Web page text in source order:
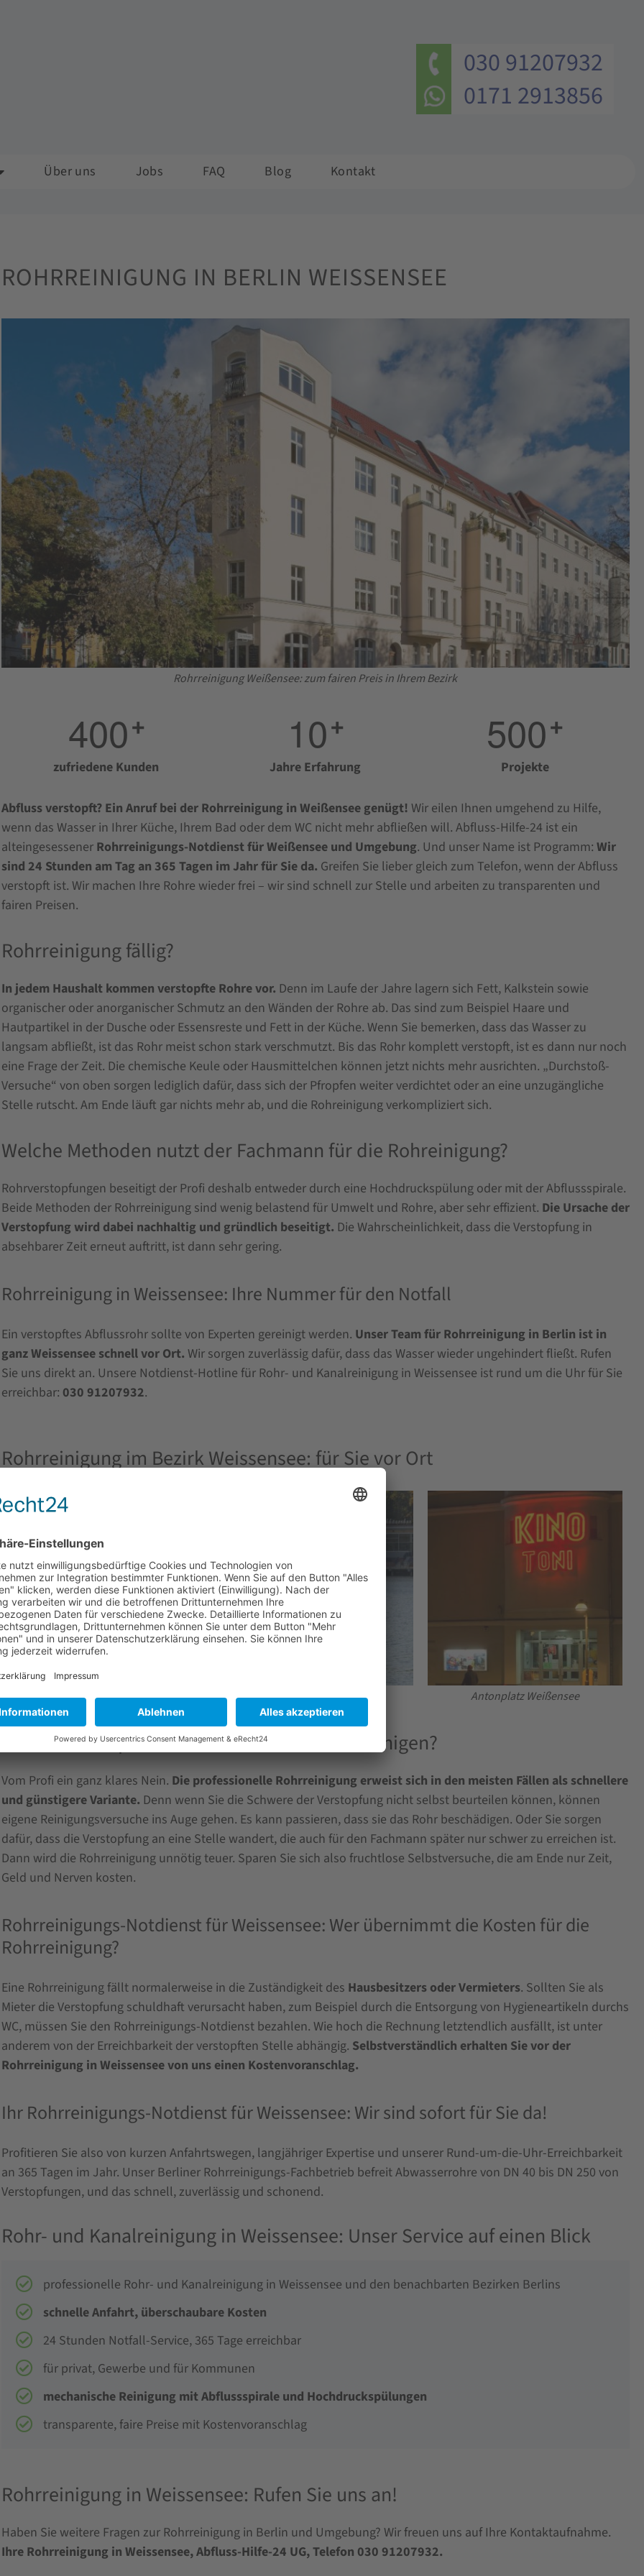
030 91207932
0171 2913856
Über uns Jobs FAQ Blog Kontakt
ROHRREINIGUNG IN BERLIN WEISSENSEE
Rohrreinigung Weißensee: zum fairen Preis in Ihrem Bezirk
400+
zufriedene Kunden
10+
Jahre Erfahrung
500+
Projekte
Abfluss verstopft? Ein Anruf bei der Rohrreinigung in Weißensee genügt! Wir eilen Ihnen umgehend zu Hilfe,
wenn das Wasser in Ihrer Küche, Ihrem Bad oder dem WC nicht mehr abfließen will. Abfluss-Hilfe-24 ist ein
alteingesessener Rohrreinigungs-Notdienst für Weißensee und Umgebung. Und unser Name ist Programm: Wir
sind 24 Stunden am Tag an 365 Tagen im Jahr für Sie da. Greifen Sie lieber gleich zum Telefon, wenn der Abfluss
verstopft ist. Wir machen Ihre Rohre wieder frei – wir sind schnell zur Stelle und arbeiten zu transparenten und
fairen Preisen.
Rohrreinigung fällig?
In jedem Haushalt kommen verstopfte Rohre vor. Denn im Laufe der Jahre lagern sich Fett, Kalkstein sowie
organischer oder anorganischer Schmutz an den Wänden der Rohre ab. Das sind zum Beispiel Haare und
Hautpartikel in der Dusche oder Essensreste und Fett in der Küche. Wenn Sie bemerken, dass das Wasser zu
langsam abfließt, ist das Rohr meist schon stark verschmutzt. Bis das Rohr komplett verstopft, ist es dann nur noch
eine Frage der Zeit. Die chemische Keule oder Hausmittelchen können jetzt nichts mehr ausrichten. „Durchstoß-
Versuche“ von oben sorgen lediglich dafür, dass sich der Pfropfen weiter verdichtet oder an eine unzugängliche
Stelle rutscht. Am Ende läuft gar nichts mehr ab, und die Rohreinigung verkompliziert sich.
Welche Methoden nutzt der Fachmann für die Rohreinigung?
Rohrverstopfungen beseitigt der Profi deshalb entweder durch eine Hochdruckspülung oder mit der Abflussspirale.
Beide Methoden der Rohrreinigung sind wenig belastend für Umwelt und Rohre, aber sehr effizient. Die Ursache der
Verstopfung wird dabei nachhaltig und gründlich beseitigt. Die Wahrscheinlichkeit, dass die Verstopfung in
absehbarer Zeit erneut auftritt, ist dann sehr gering.
Rohrreinigung in Weissensee: Ihre Nummer für den Notfall
Ein verstopftes Abflussrohr sollte von Experten gereinigt werden. Unser Team für Rohrreinigung in Berlin ist in
ganz Weissensee schnell vor Ort. Wir sorgen zuverlässig dafür, dass das Wasser wieder ungehindert fließt. Rufen
Sie uns direkt an. Unsere Notdienst-Hotline für Rohr- und Kanalreinigung in Weissensee ist rund um die Uhr für Sie
erreichbar: 030 91207932.
Rohrreinigung im Bezirk Weissensee: für Sie vor Ort
Bizetstraße Weißensee Weißer See Weißensee Antonplatz Weißensee
Abfluss verstopft: Kann ich das Rohr selbst reinigen?
Vom Profi ein ganz klares Nein. Die professionelle Rohrreinigung erweist sich in den meisten Fällen als schnellere
und günstigere Variante. Denn wenn Sie die Schwere der Verstopfung nicht selbst beurteilen können, können
eigene Reinigungsversuche ins Auge gehen. Es kann passieren, dass sie das Rohr beschädigen. Oder Sie sorgen
dafür, dass die Verstopfung an eine Stelle wandert, die auch für den Fachmann später nur schwer zu erreichen ist.
Dann wird die Rohrreinigung unnötig teuer. Sparen Sie sich also fruchtlose Selbstversuche, die am Ende nur Zeit,
Geld und Nerven kosten.
Rohrreinigungs-Notdienst für Weissensee: Wer übernimmt die Kosten für die
Rohrreinigung?
Eine Rohrreinigung fällt normalerweise in die Zuständigkeit des Hausbesitzers oder Vermieters. Sollten Sie als
Mieter die Verstopfung schuldhaft verursacht haben, zum Beispiel durch die Entsorgung von Hygieneartikeln durchs
WC, müssen Sie den Rohrreinigungs-Notdienst bezahlen. Wie hoch die Rechnung letztendlich ausfällt, ist unter
anderem von der Erreichbarkeit der verstopften Stelle abhängig. Selbstverständlich erhalten Sie vor der
Rohrreinigung in Weissensee von uns einen Kostenvoranschlag.
Ihr Rohrreinigungs-Notdienst für Weissensee: Wir sind sofort für Sie da!
Profitieren Sie also von kurzen Anfahrtswegen, langjähriger Expertise und unserer Rund-um-die-Uhr-Erreichbarkeit
an 365 Tagen im Jahr. Unser Berliner Rohrreinigungs-Fachbetrieb befreit Abwasserrohre von DN 40 bis DN 250 von
Verstopfungen, und das schnell, zuverlässig und schonend.
Rohr- und Kanalreinigung in Weissensee: Unser Service auf einen Blick
professionelle Rohr- und Kanalreinigung in Weissensee und den benachbarten Bezirken Berlins
schnelle Anfahrt, überschaubare Kosten
24 Stunden Notfall-Service, 365 Tage erreichbar
für privat, Gewerbe und für Kommunen
mechanische Reinigung mit Abflussspirale und Hochdruckspülungen
transparente, faire Preise mit Kostenvoranschlag
Rohrreinigung in Weissensee: Rufen Sie uns an!
Haben Sie weitere Fragen zur Rohrreinigung in Berlin und Umgebung? Wir freuen uns auf Ihre Kontaktaufnahme.
Ihre Rohrreinigung in Weissensee, Abfluss-Hilfe-24 UG, Telefon 030 91207932.